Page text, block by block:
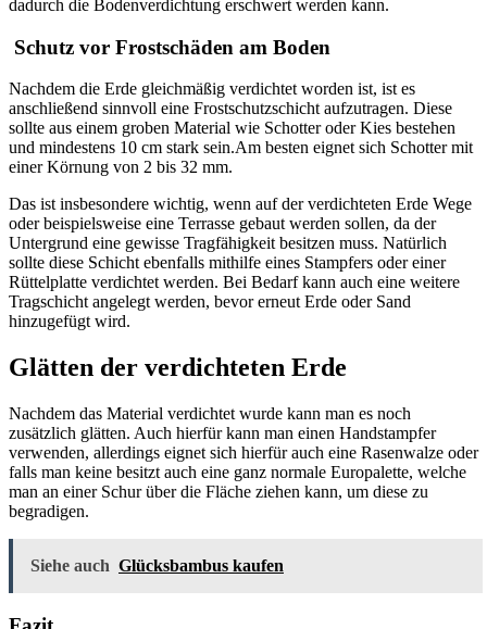
dadurch die Bodenverdichtung erschwert werden kann.
Schutz vor Frostschäden am Boden
Nachdem die Erde gleichmäßig verdichtet worden ist, ist es
anschließend sinnvoll eine Frostschutzschicht aufzutragen. Diese
sollte aus einem groben Material wie Schotter oder Kies bestehen
und mindestens 10 cm stark sein.Am besten eignet sich Schotter mit
einer Körnung von 2 bis 32 mm.
Das ist insbesondere wichtig, wenn auf der verdichteten Erde Wege
oder beispielsweise eine Terrasse gebaut werden sollen, da der
Untergrund eine gewisse Tragfähigkeit besitzen muss. Natürlich
sollte diese Schicht ebenfalls mithilfe eines Stampfers oder einer
Rüttelplatte verdichtet werden. Bei Bedarf kann auch eine weitere
Tragschicht angelegt werden, bevor erneut Erde oder Sand
hinzugefügt wird.
Glätten der verdichteten Erde
Nachdem das Material verdichtet wurde kann man es noch
zusätzlich glätten. Auch hierfür kann man einen Handstampfer
verwenden, allerdings eignet sich hierfür auch eine Rasenwalze oder
falls man keine besitzt auch eine ganz normale Europalette, welche
man an einer Schur über die Fläche ziehen kann, um diese zu
begradigen.
Siehe auch Glücksbambus kaufen